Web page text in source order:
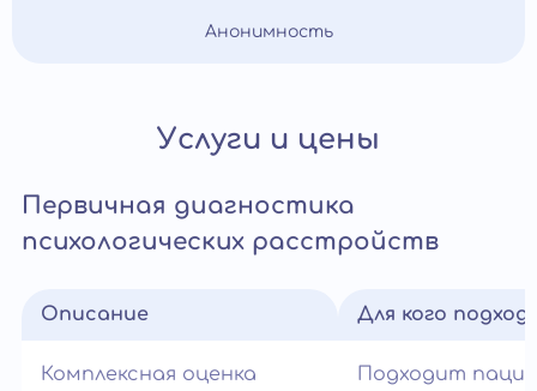
Анонимность
Услуги и цены
Первичная диагностика
психологических расстройств
Описание
Комплексная оценка
Для кого
Подходит